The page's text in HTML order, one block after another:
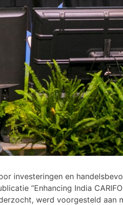
investeringen en
“Enhancing India
werd voorgesteld aan